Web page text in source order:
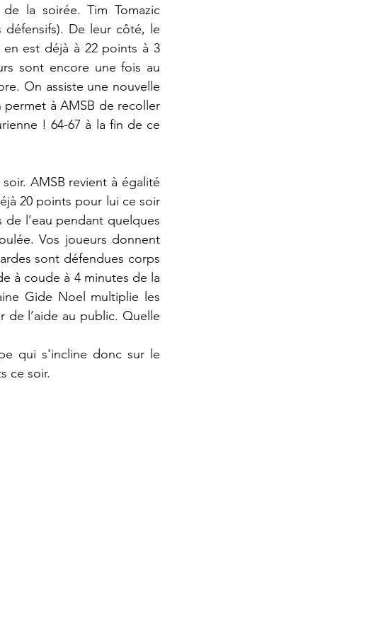
la soirée. Tim Tomazic
De leur côté, le
est déjà à 22 points à 3
sont encore une fois au
On assiste une nouvelle
à AMSB de recoller
! 64-67 à la fin de ce
AMSB revient à égalité
20 points pour lui ce soir
l’eau pendant quelques
Vos joueurs donnent
sont défendues corps
à coude à 4 minutes de la
Gide Noel multiplie les
de l’aide au public. Quelle
qui s'incline donc sur le
ce soir.